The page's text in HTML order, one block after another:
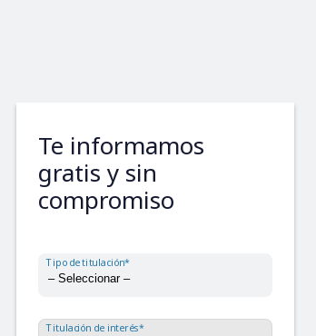
Te informamos
gratis y sin
compromiso
Tipo de titulación*
Titulación de interés*